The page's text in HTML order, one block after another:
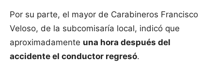
Por su parte, el mayor de Carabineros Francisco
Veloso, de la subcomisaría local, indicó que
aproximadamente una hora después del
accidente el conductor regresó.